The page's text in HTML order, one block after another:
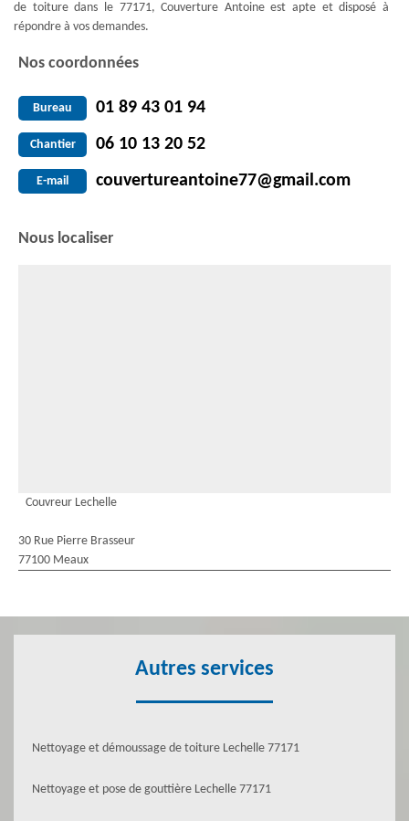
de toiture dans le 77171, Couverture Antoine est apte et disposé à
répondre à vos demandes.
Nos coordonnées
Bureau 01 89 43 01 94
Chantier 06 10 13 20 52
E-mail couvertureantoine77@gmail.com
Nous localiser
Couvreur Lechelle
30 Rue Pierre Brasseur
77100 Meaux
Autres services
Nettoyage et démoussage de toiture Lechelle 77171
Nettoyage et pose de gouttière Lechelle 77171